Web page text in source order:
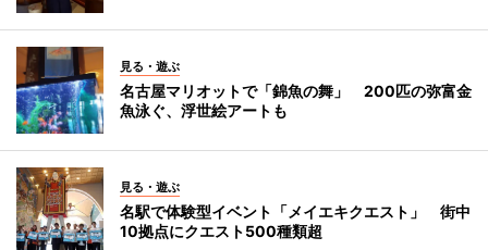
見る・遊ぶ
名古屋マリオットで「錦魚の舞」 200匹の弥富金
魚泳ぐ、浮世絵アートも
見る・遊ぶ
名駅で体験型イベント「メイエキクエスト」 街中
10拠点にクエスト500種類超